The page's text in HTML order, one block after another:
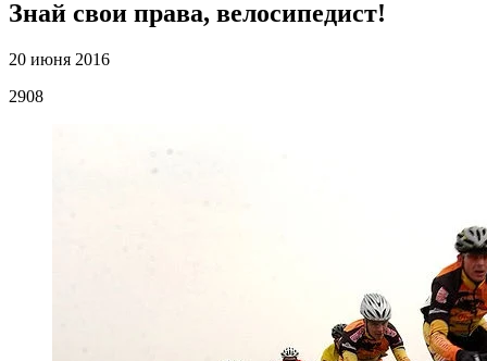
Знай свои права, велосипедист!
20 июня 2016
2908